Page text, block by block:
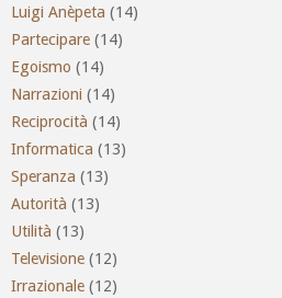
Luigi Anèpeta (14)
Partecipare (14)
Egoismo (14)
Narrazioni (14)
Reciprocità (14)
Informatica (13)
Speranza (13)
Autorità (13)
Utilità (13)
Televisione (12)
Irrazionale (12)